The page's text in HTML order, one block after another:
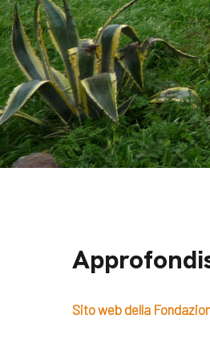
Sito web della